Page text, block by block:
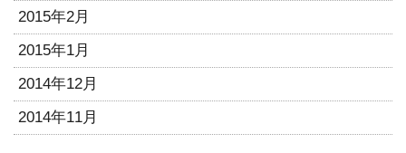
2015年2月
2015年1月
2014年12月
2014年11月